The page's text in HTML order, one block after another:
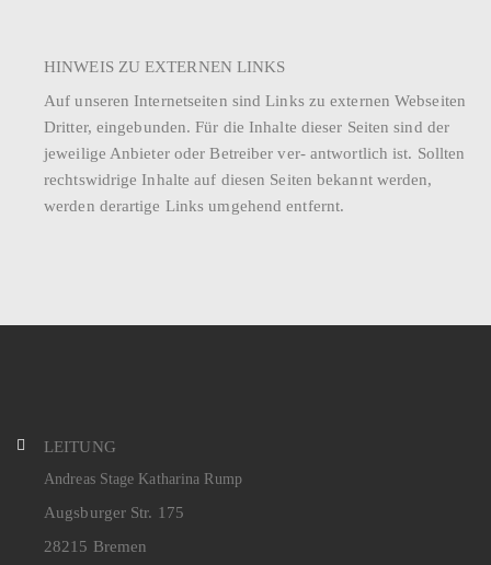
HINWEIS ZU EXTERNEN LINKS
Auf unseren Internetseiten sind Links zu externen Webseiten
Dritter, eingebunden. Für die Inhalte dieser Seiten sind der
jeweilige Anbieter oder Betreiber ver- antwortlich ist. Sollten
rechtswidrige Inhalte auf diesen Seiten bekannt werden,
werden derartige Links umgehend entfernt.
LEITUNG
Andreas Stage Katharina Rump
Augsburger Str. 175
28215 Bremen